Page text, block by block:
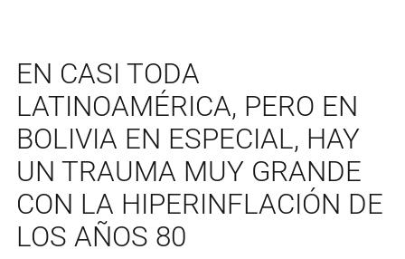
EN CASI TODA
LATINOAMÉRICA, PERO EN
BOLIVIA EN ESPECIAL, HAY
UN TRAUMA MUY GRANDE
CON LA HIPERINFLACIÓN DE
LOS AÑOS 80